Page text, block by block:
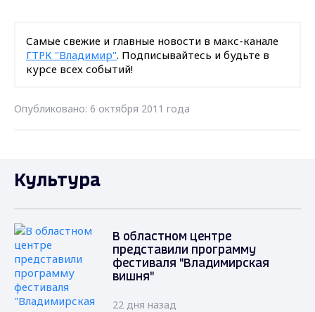
Самые свежие и главные новости в макс-канале
ГТРК "Владимир". Подписывайтесь и будьте в
курсе всех событий!
Опубликовано: 6 октября 2011 года
Культура
В областном центре
представили программу
фестиваля "Владимирская
вишня"
22 дня назад